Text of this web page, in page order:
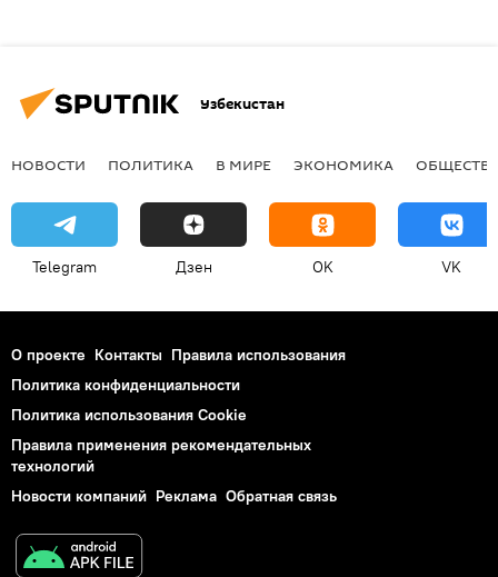
Узбекистан
НОВОСТИ ПОЛИТИКА В МИРЕ ЭКОНОМИКА
Telegram Дзен OK VK
О проекте Контакты Правила использования
Политика конфиденциальности
Политика использования Cookie
Правила применения рекомендательных
технологий
Новости компаний Реклама Обратная связь